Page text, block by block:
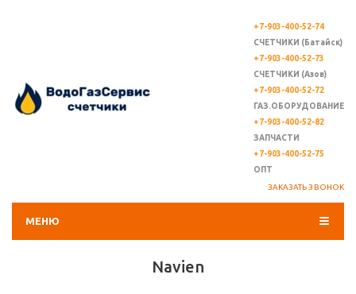
+7-903-400-52-74
СЧЕТЧИКИ (Батайск)
+7-903-400-52-73
СЧЕТЧИКИ (Азов)
+7-903-400-52-72
ГАЗ.ОБОРУДОВАНИЕ
+7-903-400-52-82
ЗАПЧАСТИ
+7-903-400-52-75
ОПТ
ЗАКАЗАТЬ ЗВОНОК
МЕНЮ
Navien